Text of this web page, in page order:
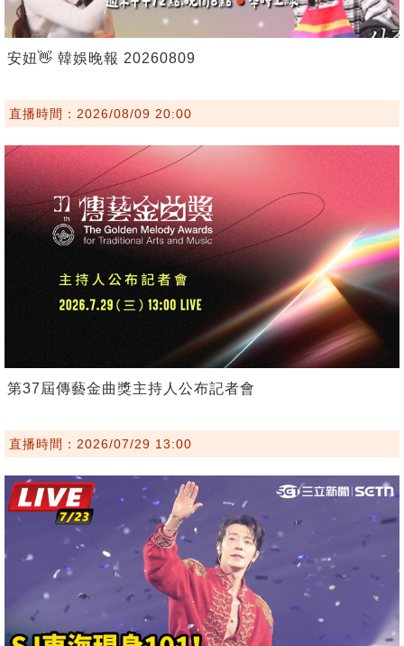
安妞👋 韓娛晚報 20260809
直播時間：2026/08/09 20:00
第37屆傳藝金曲獎主持人公布記者會
直播時間：2026/07/29 13:00